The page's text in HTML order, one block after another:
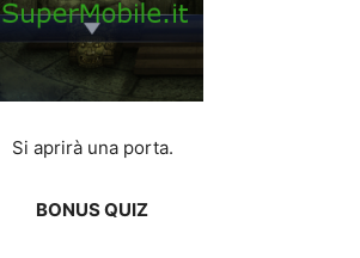
Si aprirà una porta.
BONUS QUIZ